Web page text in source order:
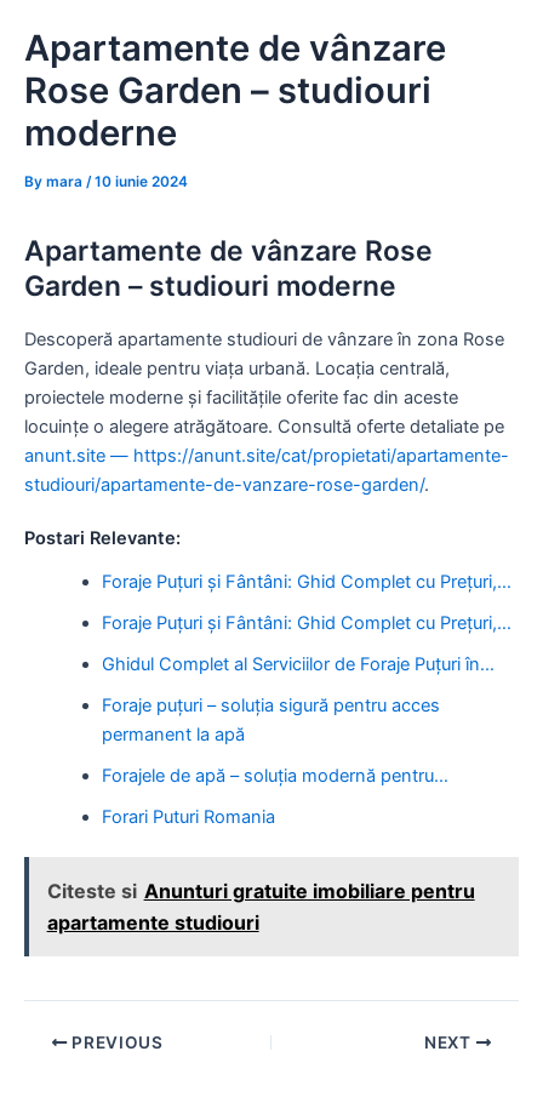
content
Apartamente de vânzare
Rose Garden – studiouri
moderne
By mara /10 iunie 2024
Apartamente de vânzare Rose
Garden – studiouri moderne
Descoperă apartamente studiouri de vânzare în zona Rose
Garden, ideale pentru viața urbană. Locația centrală,
proiectele moderne și facilitățile oferite fac din aceste
locuințe o alegere atrăgătoare. Consultă oferte detaliate pe
anunt.site — https://anunt.site/cat/propietati/apartamente-
studiouri/apartamente-de-vanzare-rose-garden/.
Postari Relevante:
Foraje Puțuri și Fântâni: Ghid Complet cu Prețuri,…
Foraje Puțuri și Fântâni: Ghid Complet cu Prețuri,…
Ghidul Complet al Serviciilor de Foraje Puțuri în…
Foraje puțuri – soluția sigură pentru acces
permanent la apă
Forajele de apă – soluția modernă pentru…
Forari Puturi Romania
Citeste si Anunturi gratuite imobiliare pentru
apartamente studiouri
Post PREVIOUS NEXT